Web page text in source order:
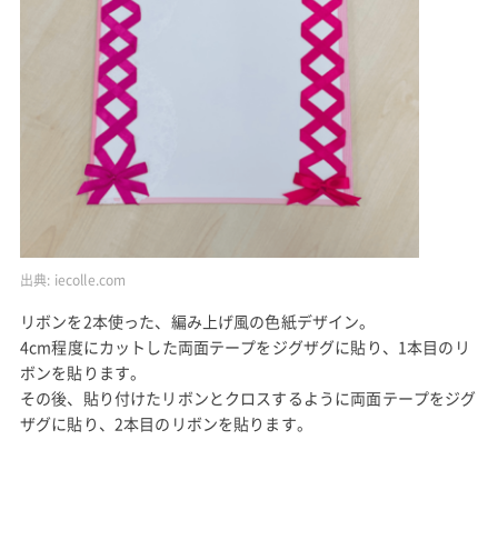
出典: iecolle.com
リボンを2本使った、編み上げ風の色紙デザイン。
4cm程度にカットした両面テープをジグザグに貼り、1本目のリ
ボンを貼ります。
その後、貼り付けたリボンとクロスするように両面テープをジグ
ザグに貼り、2本目のリボンを貼ります。